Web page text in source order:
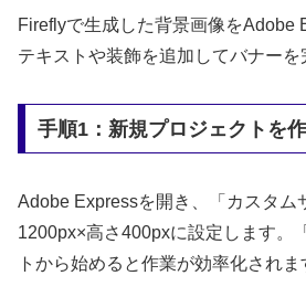
Fireflyで生成した背景画像をAdobe
テキストや装飾を追加してバナーを
手順1：新規プロジェクトを
Adobe Expressを開き、「カスタム
1200px×高さ400pxに設定します。
トから始めると作業が効率化されま